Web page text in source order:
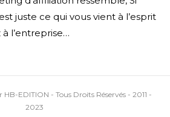
juste ce qui vous vient à l’esprit
l’entreprise…
EDITION - Tous Droits Réservés - 2011 -
2023